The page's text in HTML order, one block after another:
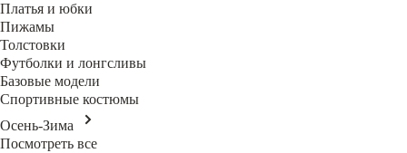
Платья и юбки
Пижамы
Толстовки
Футболки и лонгсливы
Базовые модели
Спортивные костюмы
Осень-Зима
Посмотреть все